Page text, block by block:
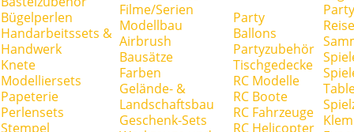
Bügelperlen
Handarbeitssets &
Handwerk
Knete
Modelliersets
Papeterie
Perlensets
Stempel
Filme/Serien
Modellbau
Airbrush
Bausätze
Farben
Gelände- &
Landschaftsbau
Geschenk-Sets
Party
Ballons
Partyzubehör
Tischgedecke
RC Modelle
RC Boote
RC Fahrzeuge
RC Helicopter